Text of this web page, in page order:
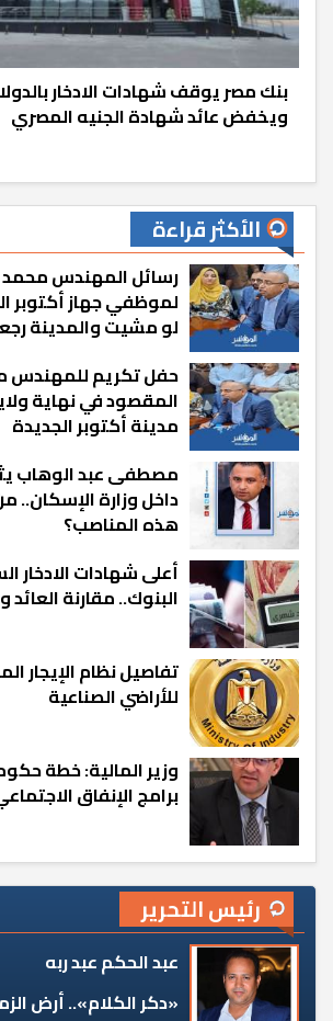
بنك مصر يوقف شهادات الادخار
ويخفض عائد شهادة الجنيه المصري
الأكثر قراءة
رسائل المهندس
لموظفي جهاز أكتوبر
لو مشيت والمدينة
حفل تكريم للمهندس
المقصود في نهاية
مدينة أكتوبر الجديدة
مصطفى عبد الوهاب
داخل وزارة الإسكان..
هذه المناصب؟
أعلى شهادات الادخار
البنوك.. مقارنة
تفاصيل نظام الإيجار
للأراضي الصناعية
وزير المالية: خطة
برامج الإنفاق
رئيس التحرير
عبد الحكم عبد ربه
«دكر الكلام».. أرض